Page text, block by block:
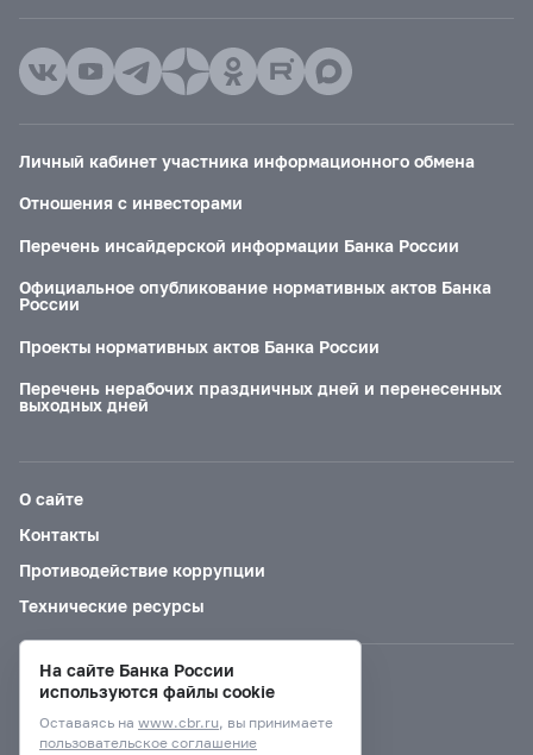
Личный кабинет участника информационного обмена
Отношения с инвесторами
Перечень инсайдерской информации Банка России
Официальное опубликование нормативных актов Банка
России
Проекты нормативных актов Банка России
Перечень нерабочих праздничных дней и перенесенных
выходных дней
О сайте
Контакты
Противодействие коррупции
Технические ресурсы
Версия для слабовидящих
На сайте Банка России
используются файлы cookie
Оставаясь на www.cbr.ru, вы принимаете
пользовательское соглашение